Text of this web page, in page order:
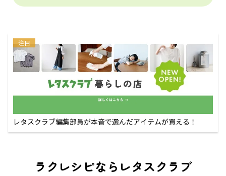
注目
レタスクラブ編集部員が本音で選んだアイテムが買える！
ラクレシピならレタスクラブ